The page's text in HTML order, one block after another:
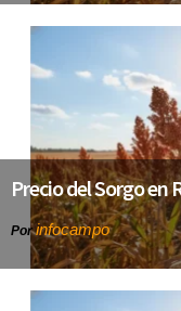
Precio del Sorgo en
Porinfocampo